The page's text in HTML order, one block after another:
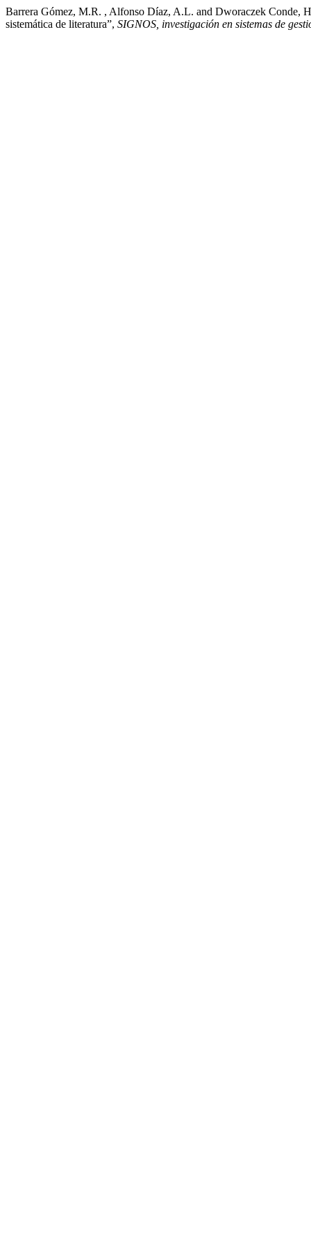
Barrera Gómez, M.R. , Alfonso Díaz, A.L. and Dworaczek Conde,
sistemática de literatura”, SIGNOS, investigación en sistemas de